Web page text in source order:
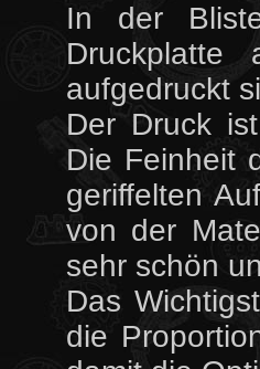
In der
aufgedruckt
Der Druck
Die Feinheit
geriffelten
von der
sehr schön
Das
die